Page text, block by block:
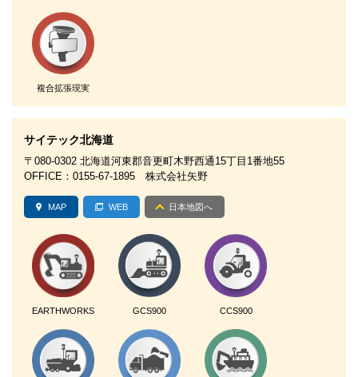
複合拡張現実
サイテック北海道
〒080-0302 北海道河東郡⾳更町⽊野⻄通15丁⽬1番地55
OFFICE：0155-67-1895 株式会社矢野
MAP WEB 日本地図へ
EARTHWORKS GCS900 CCS900